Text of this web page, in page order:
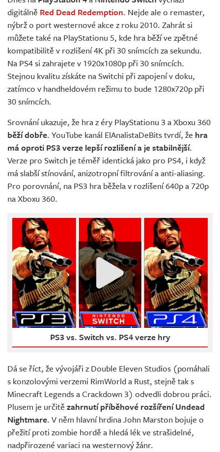
Živě
digitálně Red Dead Redemption. Nejde ale o remaster,
nýbrž o port westernové akce z roku 2010. Zahrát si
můžete také na PlayStationu 5, kde hra běží ve zpětné
kompatibilitě v rozlišení 4K při 30 snímcích za sekundu.
Na PS4 si zahrajete v 1920x1080p při 30 snímcích.
Stejnou kvalitu získáte na Switchi při zapojení v doku,
zatímco v handheldovém režimu to bude 1280x720p při
30 snímcích.
Srovnání ukazuje, že hra z éry PlayStationu 3 a Xboxu 360
běží dobře. YouTube kanál ElAnalistaDeBits tvrdí, že hra
máoproti PS3 verze lepší rozlišení a je stabilnější.
Verze pro Switch je téměř identická jako pro PS4, i když
má slabší stínování, anizotropní filtrování a anti-aliasing.
Pro porovnání, na PS3 hra běžela v rozlišení 640p a 720p
na Xboxu 360.
PS3 vs. Switch vs. PS4 verze hry
Dá se říct, že vývojáři z Double Eleven Studios (pomáhali
s konzolovými verzemi RimWorld a Rust, stejně tak s
Minecraft Legends a Crackdown 3) odvedli dobrou práci.
Plusem je určitě zahrnutí příběhové rozšíření Undead
Nightmare. V něm hlavní hrdina John Marston bojuje o
přežití proti zombie hordě a hledá lék ve strašidelné,
nadpřirozené variaci na westernový žánr.